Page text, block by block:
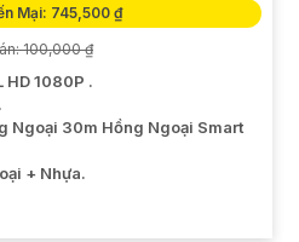
Mại: 745,500 ₫
100,000 ₫
HD 1080P .
Ngoại 30m Hồng Ngoại Smart
+ Nhựa.